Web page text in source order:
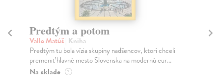
Predtým a potom
Vallo Matúš| Kniha
Predtým tu bola vízia skupiny nadšencov, ktorí chceli
premeniť hlavné mesto Slovenska na modernú eur...
Na sklade ?